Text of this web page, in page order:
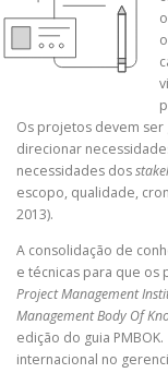
Os projetos devem
direcionar
necessidades dos
escopo, qualidade,
2013).
A consolidação de
e técnicas para que
Project Management
Management Body Of
edição do guia
internacional no